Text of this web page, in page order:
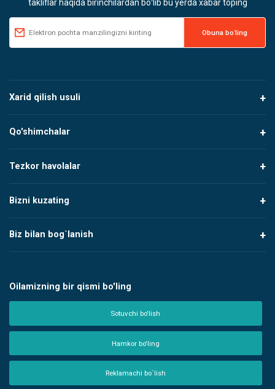
takliflar haqida birinchilardan boʻlib bu yerda xabar toping
Xarid qilish usuli
Qo'shimchalar
Tezkor havolalar
Bizni kuzating
Biz bilan bog`lanish
Oilamizning bir qismi bo'ling
Sotuvchi bo'lish
Hamkor bo'ling
Reklamachi bo`lish